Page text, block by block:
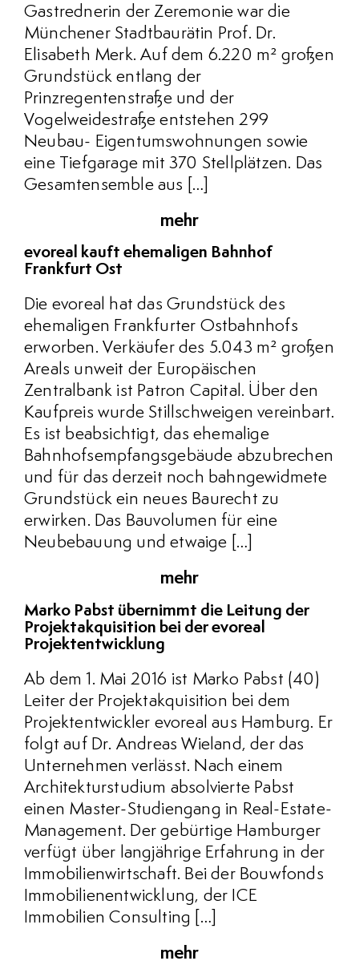
Gastrednerin der Zeremonie war die
Münchener Stadtbaurätin Prof. Dr.
Elisabeth Merk. Auf dem 6.220 m² großen
Grundstück entlang der
Prinzregentenstraße und der
Vogelweidestraße entstehen 299
Neubau- Eigentumswohnungen sowie
eine Tiefgarage mit 370 Stellplätzen. Das
Gesamtensemble aus […]
mehr
evoreal kauft ehemaligen Bahnhof
Frankfurt Ost
Die evoreal hat das Grundstück des
ehemaligen Frankfurter Ostbahnhofs
erworben. Verkäufer des 5.043 m² großen
Areals unweit der Europäischen
Zentralbank ist Patron Capital. Über den
Kaufpreis wurde Stillschweigen vereinbart.
Es ist beabsichtigt, das ehemalige
Bahnhofsempfangsgebäude abzubrechen
und für das derzeit noch bahngewidmete
Grundstück ein neues Baurecht zu
erwirken. Das Bauvolumen für eine
Neubebauung und etwaige […]
mehr
Marko Pabst übernimmt die Leitung der
Projektakquisition bei der evoreal
Projektentwicklung
Ab dem 1. Mai 2016 ist Marko Pabst (40)
Leiter der Projektakquisition bei dem
Projektentwickler evoreal aus Hamburg. Er
folgt auf Dr. Andreas Wieland, der das
Unternehmen verlässt. Nach einem
Architekturstudium absolvierte Pabst
einen Master-Studiengang in Real-Estate-
Management. Der gebürtige Hamburger
verfügt über langjährige Erfahrung in der
Immobilienwirtschaft. Bei der Bouwfonds
Immobilienentwicklung, der ICE
Immobilien Consulting […]
mehr